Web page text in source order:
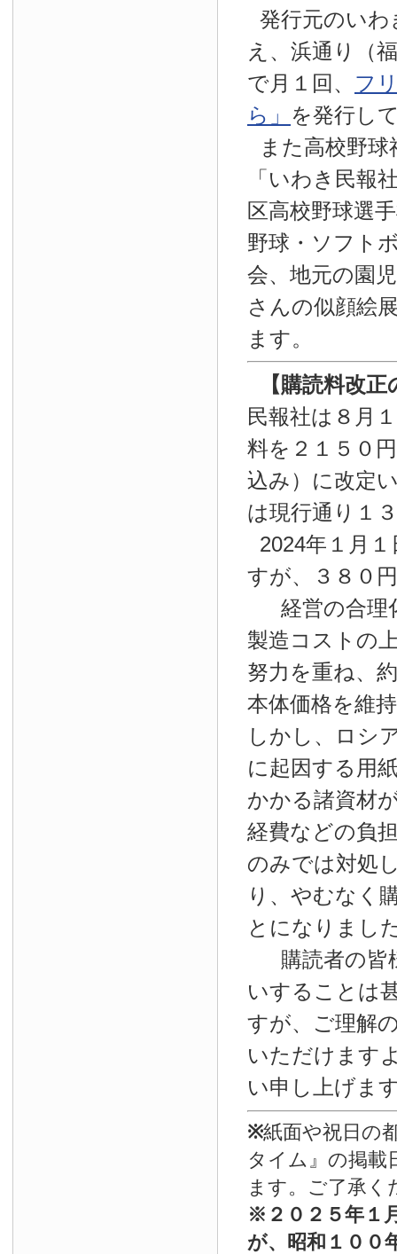
発行元のいわ
え、浜通り（
で月１回、 フ
ら」 を発行し
また高校野
「いわき民報
区高校野球選
野球・ソフト
会、地元の園
さんの似顔絵
ます。
【購読料改正
民報社は８月
料を２１５０
込み）に改定
は現行通り１
2024年１月１
すが、３８０
経営の合理
製造コストの
努力を重ね、
本体価格を維
しかし、ロシ
に起因する用
かかる諸資材
経費などの負
のみでは対処
り、やむなく
とになりまし
購読者の皆
いすることは
すが、ご理解
いただけます
い申し上げま
※紙面や祝日の
タイム』の掲載
ます。ご了承く
※ ２０２５年１
が、昭和１００